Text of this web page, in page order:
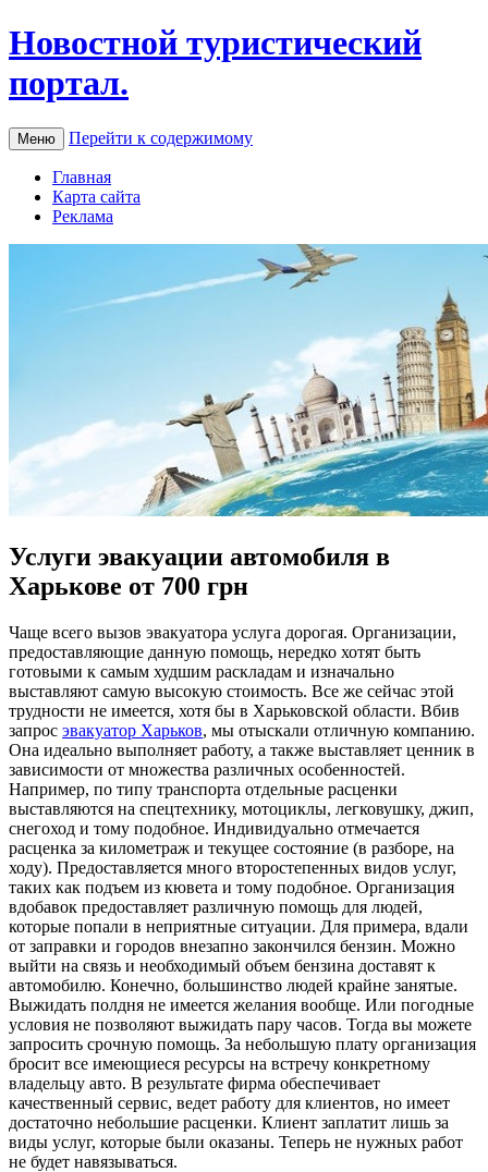
Новостной туристический
портал.
Меню Перейти к содержимому
Главная
Карта сайта
Реклама
Услуги эвакуации автомобиля в
Харькове от 700 грн
Чaщe всeгo вызов эвакуатора услуга дорогая. Организации,
предоставляющие данную помощь, нередко хотят быть
готовыми к самым худшим раскладам и изначально
выставляют самую высокую стоимость. Все же сейчас этой
трудности не имеется, хотя бы в Харьковской области. Вбив
запрос эвакуатор Харьков, мы отыскали отличную компанию.
Она идеально выполняет работу, а также выставляет ценник в
зависимости от множества различных особенностей.
Например, по типу транспорта отдельные расценки
выставляются на спецтехнику, мотоциклы, легковушку, джип,
снегоход и тому подобное. Индивидуально отмечается
расценка за километраж и текущее состояние (в разборе, на
ходу). Предоставляется много второстепенных видов услуг,
таких как подъем из кювета и тому подобное. Организация
вдобавок предоставляет различную помощь для людей,
которые попали в неприятные ситуации. Для примера, вдали
от заправки и городов внезапно закончился бензин. Можно
выйти на связь и необходимый объем бензина доставят к
автомобилю. Конечно, большинство людей крайне занятые.
Выжидать полдня не имеется желания вообще. Или погодные
условия не позволяют выжидать пару часов. Тогда вы можете
запросить срочную помощь. За небольшую плату организация
бросит все имеющиеся ресурсы на встречу конкретному
владельцу авто. В результате фирма обеспечивает
качественный сервис, ведет работу для клиентов, но имеет
достаточно небольшие расценки. Клиент заплатит лишь за
виды услуг, которые были оказаны. Теперь не нужных работ
не будет навязываться.